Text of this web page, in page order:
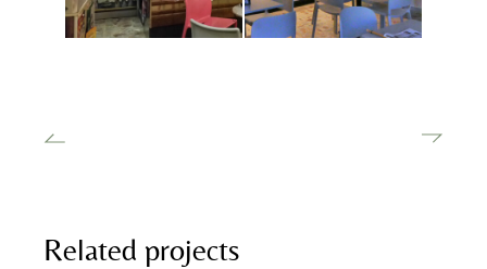
Related projects